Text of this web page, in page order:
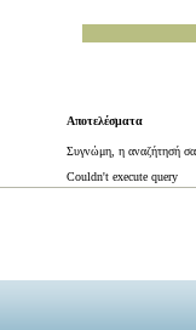
Αποτελέσματα
Συγνώμη, η αναζήτησή
Couldn't execute query